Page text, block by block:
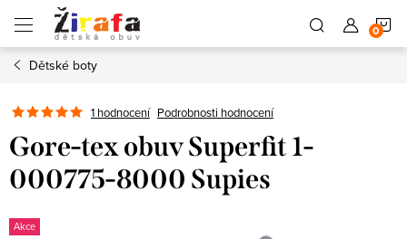
obsah
Dětské boty
1 hodnocení Podrobnosti hodnocení
Gore-tex obuv Superfit 1-
000775-8000 Supies
Akce